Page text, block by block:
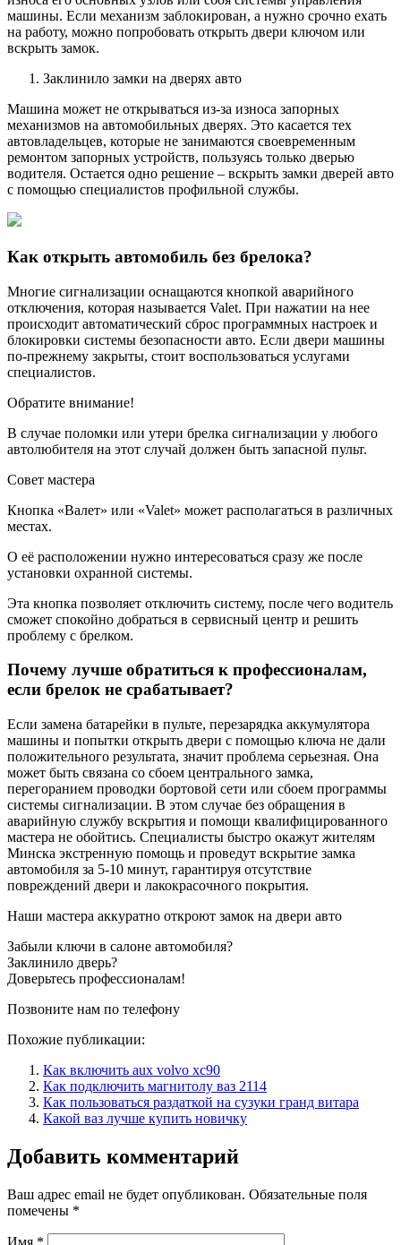
машины. Если механизм заблокирован, а нужно срочно ехать
на работу, можно попробовать открыть двери ключом или
вскрыть замок.
Заклинило замки на дверях авто
Машина может не открываться из-за износа запорных
механизмов на автомобильных дверях. Это касается тех
автовладельцев, которые не занимаются своевременным
ремонтом запорных устройств, пользуясь только дверью
водителя. Остается одно решение – вскрыть замки дверей авто
с помощью специалистов профильной службы.
Как открыть автомобиль без брелока?
Многие сигнализации оснащаются кнопкой аварийного
отключения, которая называется Valet. При нажатии на нее
происходит автоматический сброс программных настроек и
блокировки системы безопасности авто. Если двери машины
по-прежнему закрыты, стоит воспользоваться услугами
специалистов.
Обратите внимание!
В случае поломки или утери брелка сигнализации у любого
автолюбителя на этот случай должен быть запасной пульт.
Совет мастера
Кнопка «Валет» или «Valet» может располагаться в различных
местах.
О её расположении нужно интересоваться сразу же после
установки охранной системы.
Эта кнопка позволяет отключить систему, после чего водитель
сможет спокойно добраться в сервисный центр и решить
проблему с брелком.
Почему лучше обратиться к профессионалам,
если брелок не срабатывает?
Если замена батарейки в пульте, перезарядка аккумулятора
машины и попытки открыть двери с помощью ключа не дали
положительного результата, значит проблема серьезная. Она
может быть связана со сбоем центрального замка,
перегоранием проводки бортовой сети или сбоем программы
системы сигнализации. В этом случае без обращения в
аварийную службу вскрытия и помощи квалифицированного
мастера не обойтись. Специалисты быстро окажут жителям
Минска экстренную помощь и проведут вскрытие замка
автомобиля за 5-10 минут, гарантируя отсутствие
повреждений двери и лакокрасочного покрытия.
Наши мастера аккуратно откроют замок на двери авто
Забыли ключи в салоне автомобиля?
Заклинило дверь?
Доверьтесь профессионалам!
Позвоните нам по телефону
Похожие публикации:
Как включить aux volvo xc90
Как подключить магнитолу ваз 2114
Как пользоваться раздаткой на сузуки гранд витара
Какой ваз лучше купить новичку
Добавить комментарий
Ваш адрес email не будет опубликован. Обязательные поля
помечены *
Имя *